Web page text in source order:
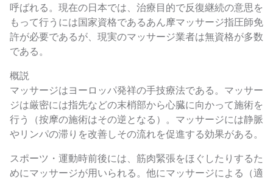
呼ばれる。現在の日本では、治療目的で反復継続の意思を
もって行うには国家資格であるあん摩マッサージ指圧師免
許が必要であるが、現実のマッサージ業者は無資格が多数
である。
概説
マッサージはヨーロッパ発祥の手技療法である。マッサー
ジは厳密には指先などの末梢部から心臓に向かって施術を
行う（按摩の施術はその逆となる）。マッサージには静脈
やリンパの滞りを改善しその流れを促進する効果がある。
スポーツ・運動時前後には、筋肉緊張をほぐしたりするた
めにマッサージが用いられる。他にマッサージによる（適